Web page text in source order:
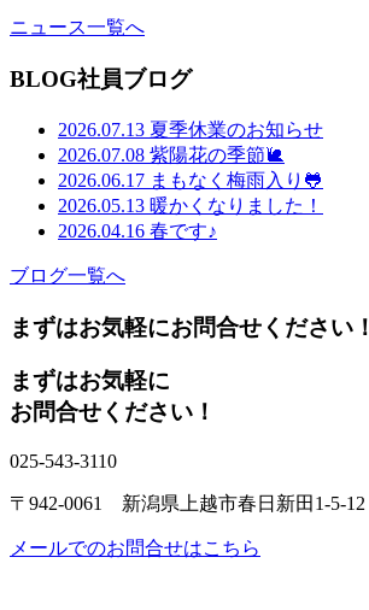
ニュース一覧へ
BLOG社員ブログ
2026.07.13 夏季休業のお知らせ
2026.07.08 紫陽花の季節🐌
2026.06.17 まもなく梅雨入り🐸
2026.05.13 暖かくなりました！
2026.04.16 春です♪
ブログ一覧へ
まずはお気軽にお問合せください！
まずはお気軽に
お問合せください！
025-543-3110
〒942-0061 新潟県上越市春日新田1-5-12
メールでのお問合せはこちら